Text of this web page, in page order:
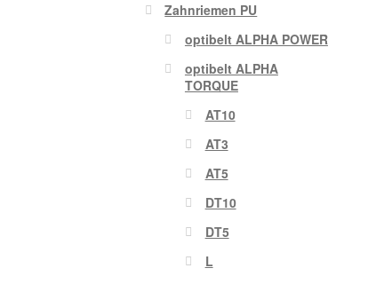
Zahnriemen PU
optibelt ALPHA POWER
optibelt ALPHA
TORQUE
AT10
AT3
AT5
DT10
DT5
L